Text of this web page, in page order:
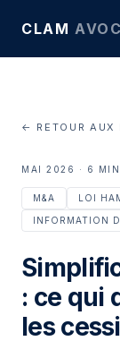
CLAM
← RETOUR AUX
MAI 2026 · 6 MIN
M&A LOI
INFORMATION
: ce qui
les